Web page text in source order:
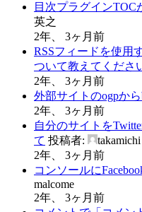
目次プラグインTOC
英之
2年、 3ヶ月前
RSSフィードを使用
ついて教えてくださ
2年、 3ヶ月前
外部サイトのogpか
2年、 3ヶ月前
自分のサイトを
て 投稿者:
takamichi
2年、 3ヶ月前
コンソールに
malcome
2年、 3ヶ月前